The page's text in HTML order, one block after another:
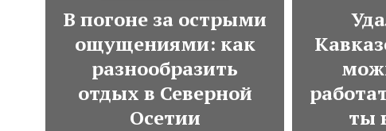
В погоне за острыми
ощущениями: как
разнообразить
отдых в Северной
Осетии
ты